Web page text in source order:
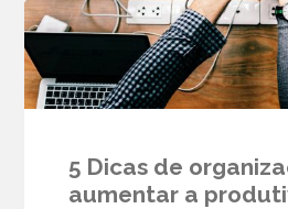
5 Dicas de
aumentar a